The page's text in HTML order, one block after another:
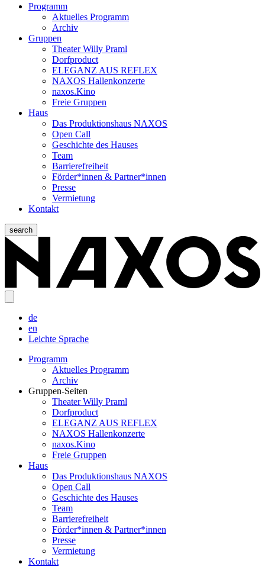
Programm
Aktuelles Programm
Archiv
Gruppen
Theater Willy Praml
Dorfproduct
ELEGANZ AUS REFLEX
NAXOS Hallenkonzerte
naxos.Kino
Freie Gruppen
Haus
Das Produktionshaus NAXOS
Open Call
Geschichte des Hauses
Team
Barrierefreiheit
Förder*innen & Partner*innen
Presse
Vermietung
Kontakt
search
de
en
Leichte Sprache
Programm
Aktuelles Programm
Archiv
Gruppen-Seiten
Theater Willy Praml
Dorfproduct
ELEGANZ AUS REFLEX
NAXOS Hallenkonzerte
naxos.Kino
Freie Gruppen
Haus
Das Produktionshaus NAXOS
Open Call
Geschichte des Hauses
Team
Barrierefreiheit
Förder*innen & Partner*innen
Presse
Vermietung
Kontakt